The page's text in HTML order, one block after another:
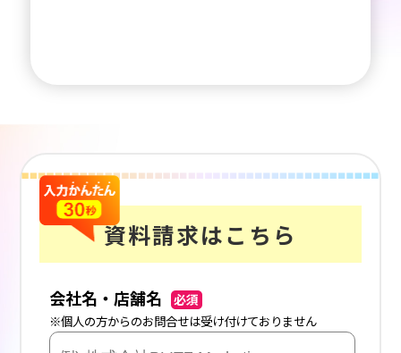
資料請求はこちら
会社名・店舗名
必須
※個人の方からのお問合せは受け付けておりません